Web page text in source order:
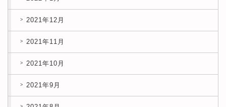
2021年12月
2021年11月
2021年10月
2021年9月